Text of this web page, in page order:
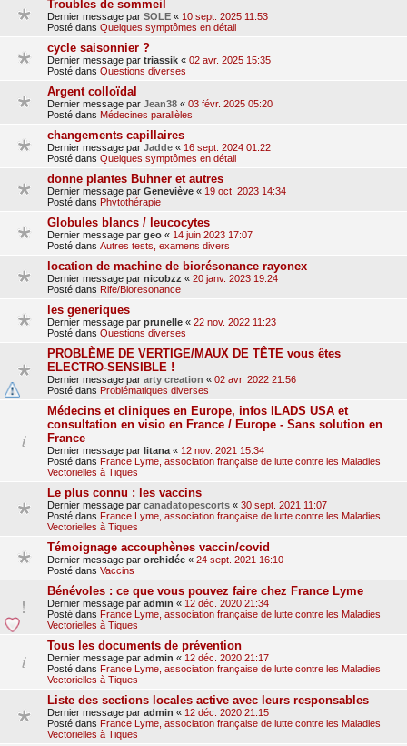
Troubles de sommeil
Dernier message par SOLE « 10 sept. 2025 11:53
Posté dans Quelques symptômes en détail
cycle saisonnier ?
Dernier message par triassik « 02 avr. 2025 15:35
Posté dans Questions diverses
Argent colloïdal
Dernier message par Jean38 « 03 févr. 2025 05:20
Posté dans Médecines parallèles
changements capillaires
Dernier message par Jadde « 16 sept. 2024 01:22
Posté dans Quelques symptômes en détail
donne plantes Buhner et autres
Dernier message par Geneviève « 19 oct. 2023 14:34
Posté dans Phytothérapie
Globules blancs / leucocytes
Dernier message par geo « 14 juin 2023 17:07
Posté dans Autres tests, examens divers
location de machine de biorésonance rayonex
Dernier message par nicobzz « 20 janv. 2023 19:24
Posté dans Rife/Bioresonance
les generiques
Dernier message par prunelle « 22 nov. 2022 11:23
Posté dans Questions diverses
PROBLÈME DE VERTIGE/MAUX DE TÊTE vous êtes
ELECTRO-SENSIBLE !
Dernier message par arty creation « 02 avr. 2022 21:56
Posté dans Problématiques diverses
Médecins et cliniques en Europe, infos ILADS USA et
consultation en visio en France / Europe - Sans solution en
France
Dernier message par litana « 12 nov. 2021 15:34
Posté dans France Lyme, association française de lutte contre les Maladies
Vectorielles à Tiques
Le plus connu : les vaccins
Dernier message par canadatopescorts « 30 sept. 2021 11:07
Posté dans France Lyme, association française de lutte contre les Maladies
Vectorielles à Tiques
Témoignage accouphènes vaccin/covid
Dernier message par orchidée « 24 sept. 2021 16:10
Posté dans Vaccins
Bénévoles : ce que vous pouvez faire chez France Lyme
Dernier message par admin « 12 déc. 2020 21:34
Posté dans France Lyme, association française de lutte contre les Maladies
Vectorielles à Tiques
Tous les documents de prévention
Dernier message par admin « 12 déc. 2020 21:17
Posté dans France Lyme, association française de lutte contre les Maladies
Vectorielles à Tiques
Liste des sections locales active avec leurs responsables
Dernier message par admin « 12 déc. 2020 21:15
Posté dans France Lyme, association française de lutte contre les Maladies
Vectorielles à Tiques